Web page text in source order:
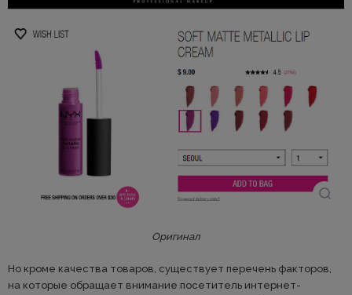
Оригинал
Но кроме качества товаров, существует перечень факторов,
на которые обращает внимание посетитель интернет-